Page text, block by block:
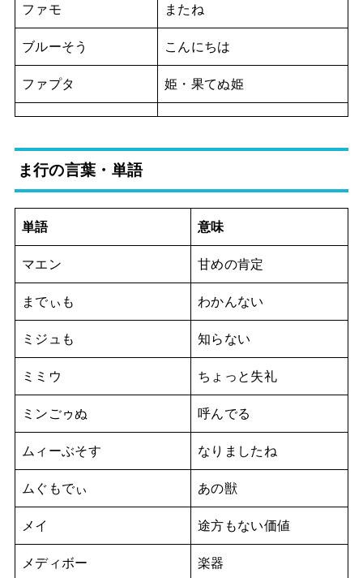
ファモ またね
ブルーそう こんにちは
ファプタ 姫・果てぬ姫
ま行の言葉・単語
単語 意味
マエン 甘めの肯定
までぃも わかんない
ミジュも 知らない
ミミウ ちょっと失礼
ミンごゥぬ 呼んでる
ムィーぶそす なりましたね
ムぐもでぃ あの獣
メイ 途方もない価値
メディボー 楽器